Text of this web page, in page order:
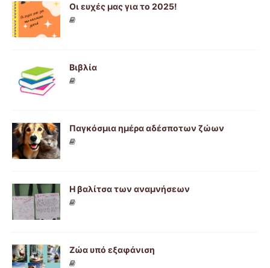
Οι ευχές μας για το 2025!
Βιβλία
Παγκόσμια ημέρα αδέσποτων ζώων
Η βαλίτσα των αναμνήσεων
Ζώα υπό εξαφάνιση